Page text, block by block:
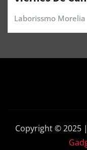
Laborissmo Morelia
Copyright © 2025